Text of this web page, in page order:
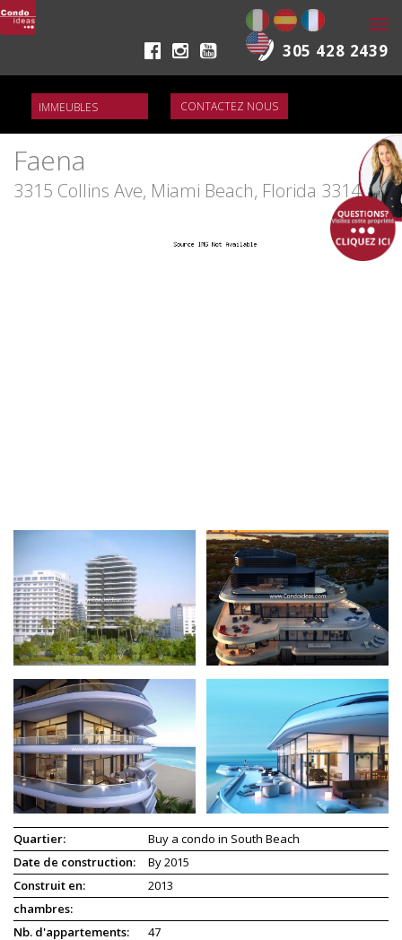
305 428 2439
CONTACTEZ NOUS
Faena
3315 Collins Ave, Miami Beach, Florida 33140
Quartier:
Buy a condo in South Beach
Date de construction:
By 2015
Construit en:
2013
chambres:
Nb. d'appartements:
47